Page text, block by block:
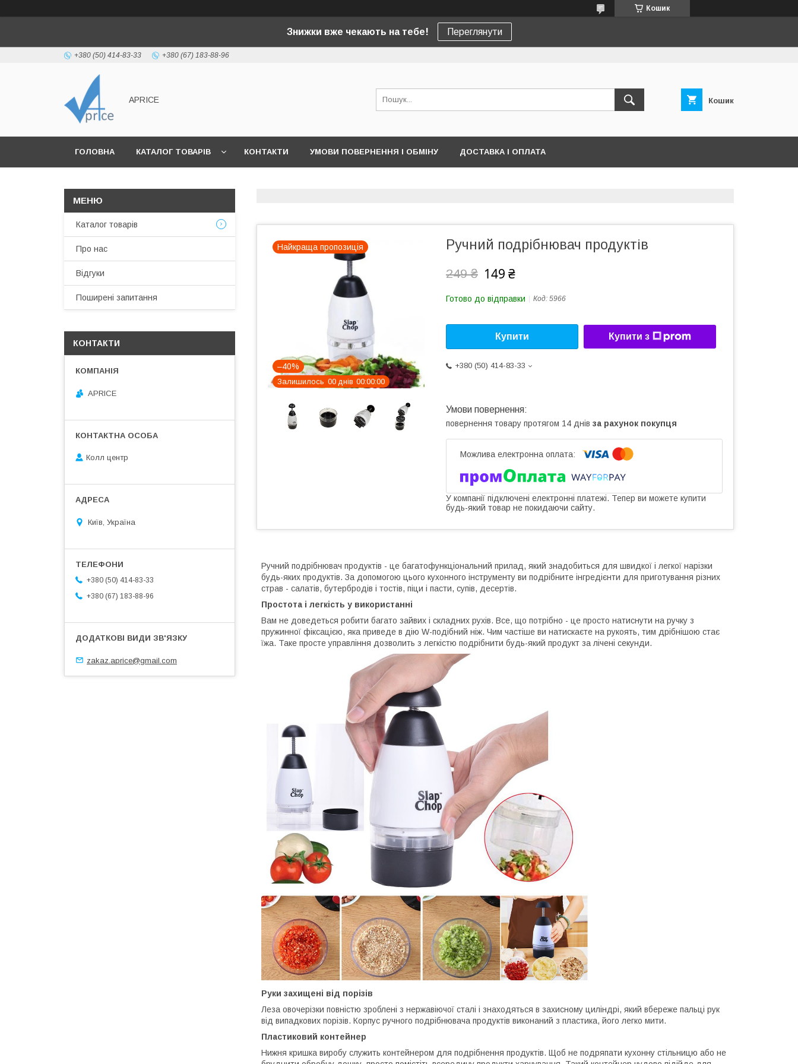
Кошик
Знижки вже чекають на тебе! Переглянути
+380 (50) 414-83-33 +380 (67) 183-88-96
APRICE Кошик
ГОЛОВНА КАТАЛОГ ТОВАРІВ КОНТАКТИ УМОВИ ПОВЕРНЕННЯ І ОБМІНУ ДОСТАВКА І ОПЛАТА
Найкраща пропозиція
–40%
Залишилось 00 днів 00 00 00
Ручний подрібнювач продуктів
249 ₴ 149 ₴
Готово до відправки Код: 5966
Купити Купити з
+380 (50) 414-83-33
повернення товару протягом 14 днів за рахунок покупця
У компанії підключені електронні платежі. Тепер ви можете купити
будь-який товар не покидаючи сайту.
Ручний подрібнювач продуктів - це багатофункціональний прилад, який знадобиться для швидкої і легкої нарізки
будь-яких продуктів. За допомогою цього кухонного інструменту ви подрібните інгредієнти для приготування різних
страв - салатів, бутербродів і тостів, піци і пасти, супів, десертів.
Простота і легкість у використанні
Вам не доведеться робити багато зайвих і складних рухів. Все, що потрібно - це просто натиснути на ручку з
пружинної фіксацією, яка приведе в дію W-подібний ніж. Чим частіше ви натискаєте на рукоять, тим дрібнішою стає
їжа. Таке просте управління дозволить з легкістю подрібнити будь-який продукт за лічені секунди.
Руки захищені від порізів
Леза овочерізки повністю зроблені з нержавіючої сталі і знаходяться в захисному циліндрі, який вбереже пальці рук
від випадкових порізів. Корпус ручного подрібнювача продуктів виконаний з пластика, його легко мити.
Пластиковий контейнер
Нижня кришка виробу служить контейнером для подрібнення продуктів. Щоб не подряпати кухонну стільницю або не
Каталог товарів
Про нас
Відгуки
Поширені запитання
КОНТАКТИ
APRICE
Колл центр
Київ, Україна
+380 (50) 414-83-33
+380 (67) 183-88-96
zakaz.aprice@gmail.com